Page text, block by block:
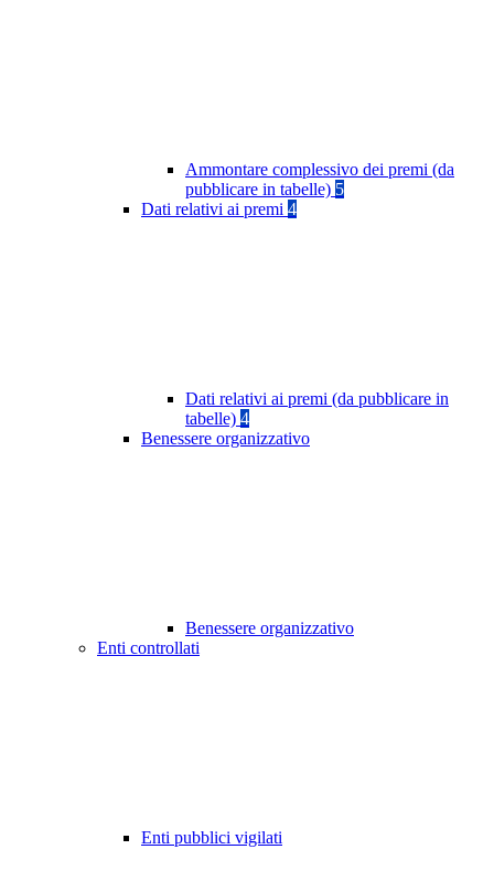
Ammontare complessivo dei premi (da
pubblicare in tabelle) 5
Dati relativi ai premi 4
Dati relativi ai premi (da pubblicare in
tabelle) 4
Benessere organizzativo
Benessere organizzativo
Enti controllati
Enti pubblici vigilati